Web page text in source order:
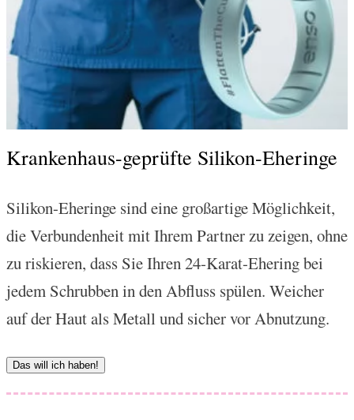
Krankenhaus-geprüfte Silikon-Eheringe
Silikon-Eheringe sind eine großartige Möglichkeit,
die Verbundenheit mit Ihrem Partner zu zeigen, ohne
zu riskieren, dass Sie Ihren 24-Karat-Ehering bei
jedem Schrubben in den Abfluss spülen. Weicher
auf der Haut als Metall und sicher vor Abnutzung.
Das will ich haben!